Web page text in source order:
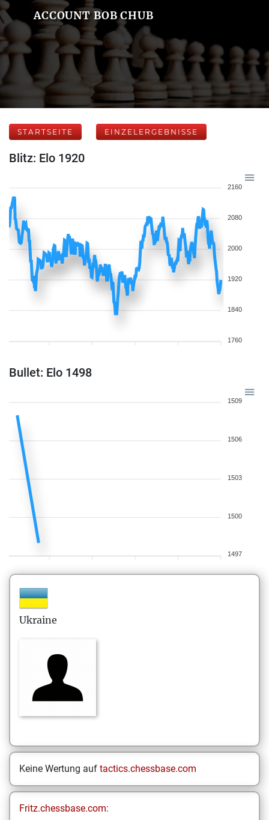
ACCOUNT BOB CHUB
STARTSEITE EINZELERGEBNISSE
Blitz: Elo 1920
2160
2080
2000
1920
1840
1760
Bullet: Elo 1498
1509
1506
1503
1500
1497
Ukraine
Keine Wertung auf tactics.chessbase.com
Fritz.chessbase.com: